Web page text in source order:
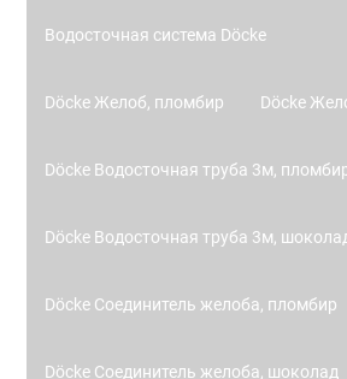
Водосточная система Döcke
Döcke Желоб, пломбир Döcke
Döcke Водосточная труба 3м,
Döcke Водосточная труба 3м,
Döcke Соединитель желоба, пломбир
Döcke Соединитель желоба, шоколад